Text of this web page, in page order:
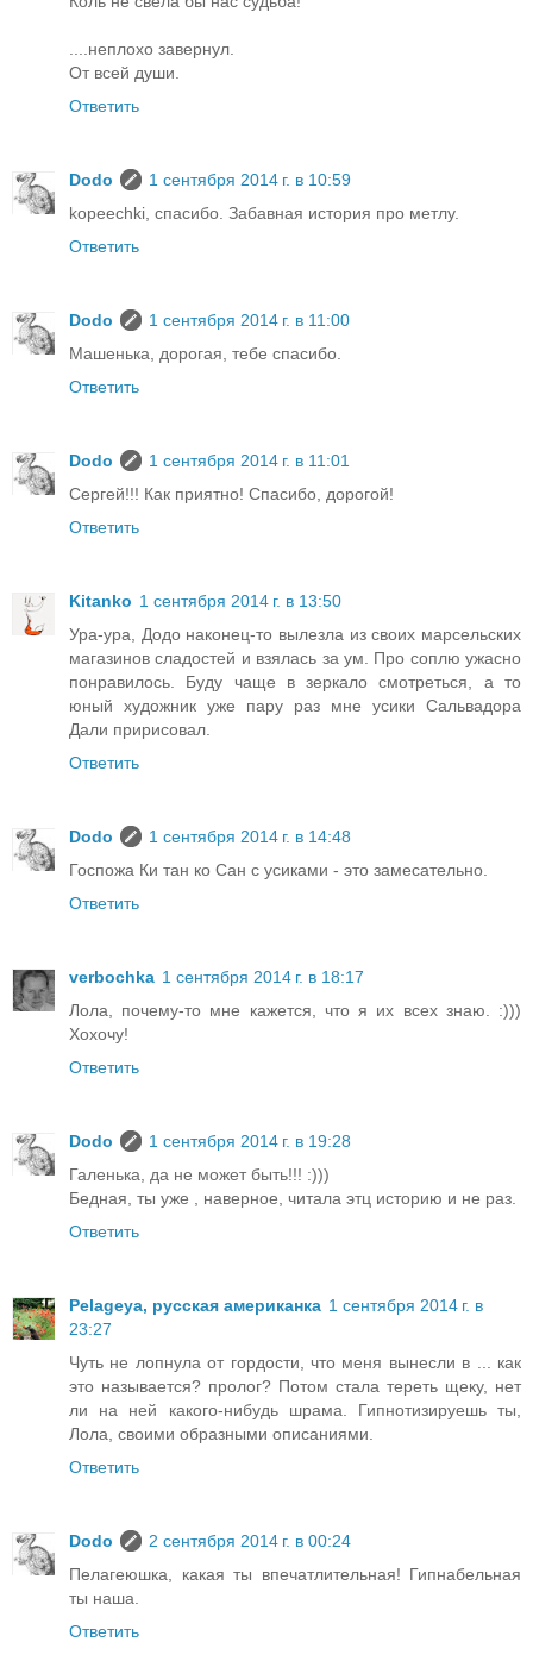
....неплохо завернул.
От всей души.
Ответить
Dodo
1 сентября 2014 г. в 10:59
kopeechki, спасибо. Забавная история про метлу.
Ответить
Dodo
1 сентября 2014 г. в 11:00
Машенька, дорогая, тебе спасибо.
Ответить
Dodo
1 сентября 2014 г. в 11:01
Сергей!!! Как приятно! Спасибо, дорогой!
Ответить
Kitanko 1 сентября 2014 г. в 13:50
Ура-ура, Додо наконец-то вылезла из своих марсельских
магазинов сладостей и взялась за ум. Про соплю ужасно
понравилось. Буду чаще в зеркало смотреться, а то
юный художник уже пару раз мне усики Сальвадора
Дали пририсовал.
Ответить
Dodo
1 сентября 2014 г. в 14:48
Госпожа Ки тан ко Сан с усиками - это замесательно.
Ответить
verbochka 1 сентября 2014 г. в 18:17
Лола, почему-то мне кажется, что я их всех знаю. :)))
Хохочу!
Ответить
Dodo
1 сентября 2014 г. в 19:28
Галенька, да не может быть!!! :)))
Бедная, ты уже , наверное, читала этц историю и не раз.
Ответить
Pelageya, русская американка 1 сентября 2014 г. в
23:27
Чуть не лопнула от гордости, что меня вынесли в ... как
это называется? пролог? Потом стала тереть щеку, нет
ли на ней какого-нибудь шрама. Гипнотизируешь ты,
Лола, своими образными описаниями.
Ответить
Dodo
2 сентября 2014 г. в 00:24
Пелагеюшка, какая ты впечатлительная! Гипнабельная
ты наша.
Ответить